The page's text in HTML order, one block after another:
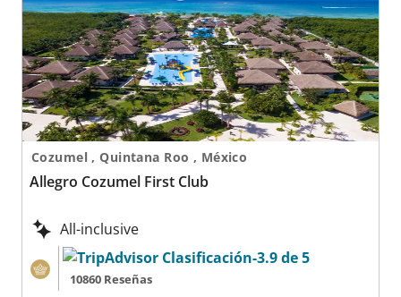
Cozumel , Quintana Roo , México
Allegro Cozumel First Club
All-inclusive
10860 Reseñas